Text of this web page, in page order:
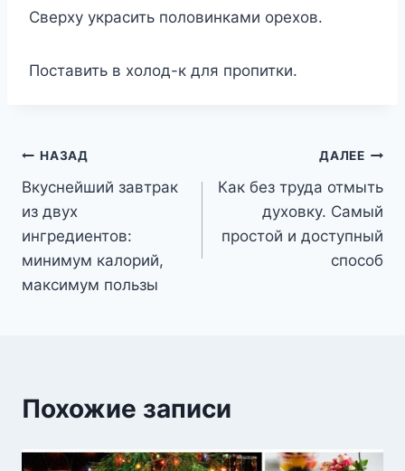
Сверху украсить половинками орехов.
Поставить в холод-к для пропитки.
Навигация
по
записям
НАЗАД
Вкуснейший завтрак
из двух
ингредиентов:
минимум калорий,
максимум пользы
ДАЛЕЕ
Как без труда отмыть
духовку. Самый
простой и доступный
способ
Похожие записи